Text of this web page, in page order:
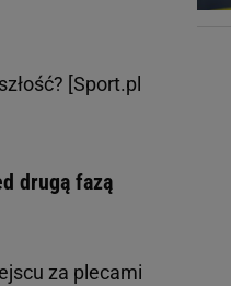
[Sport.pl
drugą fazą
za plecami